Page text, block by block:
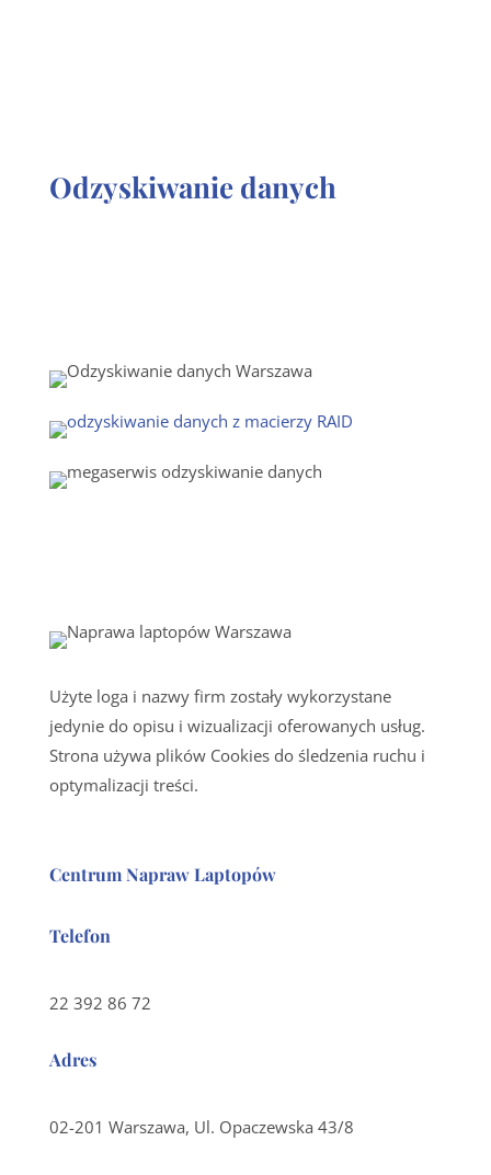
Odzyskiwanie danych
Użyte loga i nazwy firm zostały wykorzystane
jedynie do opisu i wizualizacji oferowanych usług.
Strona używa plików Cookies do śledzenia ruchu i
optymalizacji treści.
Centrum Napraw Laptopów
Telefon
22 392 86 72
Adres
02-201 Warszawa, Ul. Opaczewska 43/8